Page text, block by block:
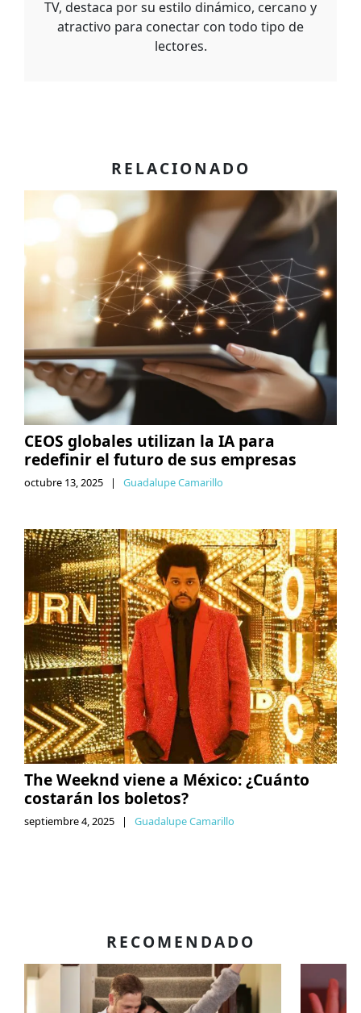
TV, destaca por su estilo dinámico, cercano y
atractivo para conectar con todo tipo de
lectores.
RELACIONADO
CEOS globales utilizan la IA para
redefinir el futuro de sus empresas
octubre 13, 2025 | Guadalupe Camarillo
The Weeknd viene a México: ¿Cuánto
costarán los boletos?
septiembre 4, 2025 | Guadalupe Camarillo
RECOMENDADO